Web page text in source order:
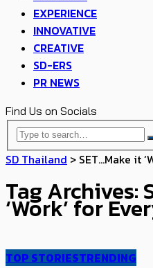
EXPERIENCE
INNOVATIVE
CREATIVE
SD-ERS
PR NEWS
Find Us on Socials
SD Thailand > SET…Make it
Tag Archives:
‘Work’ for
TOP STORIESTRENDING